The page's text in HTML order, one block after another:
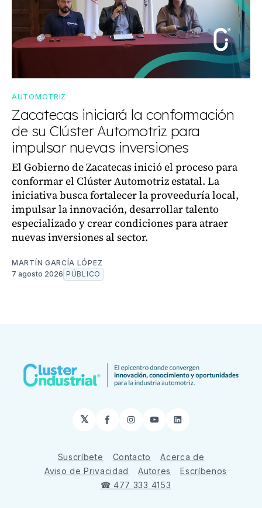
AUTOMOTRIZ
Zacatecas iniciará la conformación
de su Clúster Automotriz para
impulsar nuevas inversiones
El Gobierno de Zacatecas inició el proceso para
conformar el Clúster Automotriz estatal. La
iniciativa busca fortalecer la proveeduría local,
impulsar la innovación, desarrollar talento
especializado y crear condiciones para atraer
nuevas inversiones al sector.
MARTÍN GARCÍA LÓPEZ
7 agosto 2026 PÚBLICO
𝕏 Facebook
Instagram
YouTubeLinkedIn
Suscríbete Contacto
Acerca de
Aviso de Privacidad
Autores
Escríbenos
☎ 477 333 4153